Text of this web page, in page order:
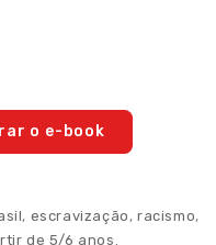
o e-book
, escravização ,racismo,
de 5/6 anos.